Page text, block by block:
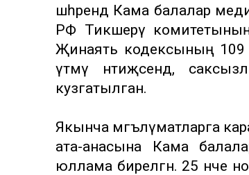
шәһәрендә Кама балалар
РФ Тикшерү
Җинаять кодексының 109
үтәмәү нәтиҗәсендә,
кузгатылган.
Якынча мәгълүматларга
ата-анасына Кама
юллама бирелгән. 25 нче